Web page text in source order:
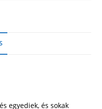
egyediek, és sokak